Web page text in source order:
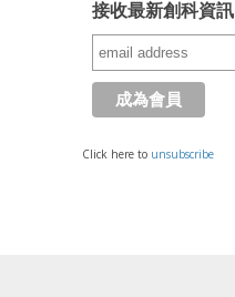
接收最新創科資訊
Click here to unsubscribe